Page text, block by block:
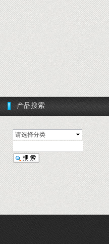
产品搜索
请选择分类